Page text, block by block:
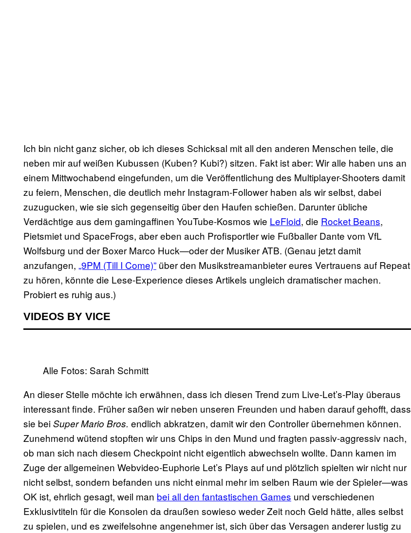
Ich bin nicht ganz sicher, ob ich dieses Schicksal mit all den anderen Menschen teile, die
neben mir auf weißen Kubussen (Kuben? Kubi?) sitzen. Fakt ist aber: Wir alle haben uns an
einem Mittwochabend eingefunden, um die Veröffentlichung des Multiplayer-Shooters damit
zu feiern, Menschen, die deutlich mehr Instagram-Follower haben als wir selbst, dabei
zuzugucken, wie sie sich gegenseitig über den Haufen schießen. Darunter übliche
Verdächtige aus dem gamingaffinen YouTube-Kosmos wie LeFloid, die Rocket Beans,
Pietsmiet und SpaceFrogs, aber eben auch Profisportler wie Fußballer Dante vom VfL
Wolfsburg und der Boxer Marco Huck—oder der Musiker ATB. (Genau jetzt damit
anzufangen, „9PM (Till I Come)” über den Musikstreamanbieter eures Vertrauens auf Repeat
zu hören, könnte die Lese-Experience dieses Artikels ungleich dramatischer machen.
Probiert es ruhig aus.)
VIDEOS BY VICE
Alle Fotos: Sarah Schmitt
An dieser Stelle möchte ich erwähnen, dass ich diesen Trend zum Live-Let’s-Play überaus
interessant finde. Früher saßen wir neben unseren Freunden und haben darauf gehofft, dass
sie beiSuper Mario Bros. endlich abkratzen, damit wir den Controller übernehmen können.
Zunehmend wütend stopften wir uns Chips in den Mund und fragten passiv-aggressiv nach,
ob man sich nach diesem Checkpoint nicht eigentlich abwechseln wollte. Dann kamen im
Zuge der allgemeinen Webvideo-Euphorie Let’s Plays auf und plötzlich spielten wir nicht nur
nicht selbst, sondern befanden uns nicht einmal mehr im selben Raum wie der Spieler—was
OK ist, ehrlich gesagt, weil man bei all den fantastischen Games und verschiedenen
Exklusivtiteln für die Konsolen da draußen sowieso weder Zeit noch Geld hätte, alles selbst
zu spielen, und es zweifelsohne angenehmer ist, sich über das Versagen anderer lustig zu